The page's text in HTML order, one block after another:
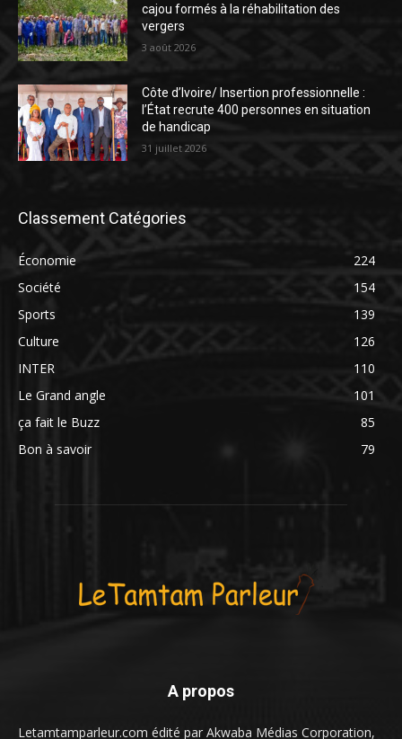
cajou formés à la réhabilitation des
vergers
3 août 2026
Côte d’Ivoire/ Insertion professionnelle :
l’État recrute 400 personnes en situation
de handicap
31 juillet 2026
Classement Catégories
Économie
224
Société
154
Sports
139
Culture
126
INTER
110
Le Grand angle
101
ça fait le Buzz
85
Bon à savoir
79
A propos
Letamtamparleur.com édité par Akwaba Médias Corporation,